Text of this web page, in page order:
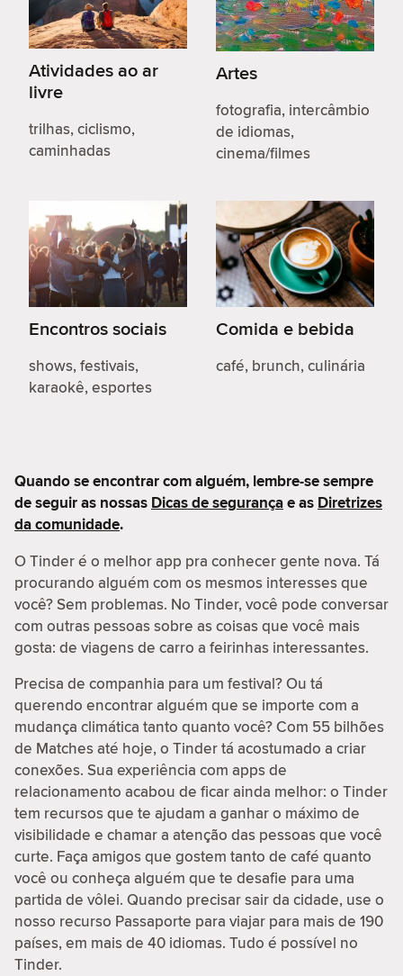
Atividades ao ar
livre
trilhas, ciclismo,
caminhadas
Artes
fotografia, intercâmbio
de idiomas,
cinema/filmes
Encontros sociais
shows, festivais,
karaokê, esportes
Comida e bebida
café, brunch, culinária
Quando se encontrar com alguém, lembre-se sempre
de seguir as nossas Dicas de segurançae as Diretrizes
da comunidade.
O Tinder é o melhor app pra conhecer gente nova. Tá
procurando alguém com os mesmos interesses que
você? Sem problemas. No Tinder, você pode conversar
com outras pessoas sobre as coisas que você mais
gosta: de viagens de carro a feirinhas interessantes.
Precisa de companhia para um festival? Ou tá
querendo encontrar alguém que se importe com a
mudança climática tanto quanto você? Com 55 bilhões
de Matches até hoje, o Tinder tá acostumado a criar
conexões. Sua experiência com apps de
relacionamento acabou de ficar ainda melhor: o Tinder
tem recursos que te ajudam a ganhar o máximo de
visibilidade e chamar a atenção das pessoas que você
curte. Faça amigos que gostem tanto de café quanto
você ou conheça alguém que te desafie para uma
partida de vôlei. Quando precisar sair da cidade, use o
nosso recurso Passaporte para viajar para mais de 190
países, em mais de 40 idiomas. Tudo é possível no
Tinder.